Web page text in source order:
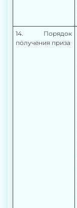
14. Порядок
получения приза